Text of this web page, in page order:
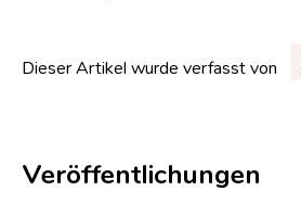
Dieser Artikel wurde verfasst von
Veröffentlichungen